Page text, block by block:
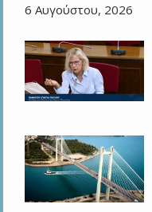
6 Αυγούστου, 2026